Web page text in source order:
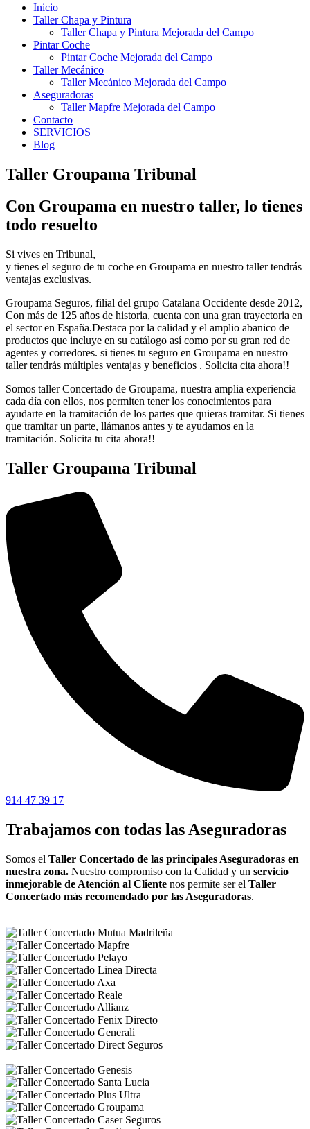
Inicio
Taller Chapa y Pintura
Taller Chapa y Pintura Mejorada del Campo
Pintar Coche
Pintar Coche Mejorada del Campo
Taller Mecánico
Taller Mecánico Mejorada del Campo
Aseguradoras
Taller Mapfre Mejorada del Campo
Contacto
SERVICIOS
Blog
Taller Groupama Tribunal
Con Groupama en nuestro taller, lo tienes
todo resuelto
Si vives en Tribunal,
y tienes el seguro de tu coche en Groupama en nuestro taller tendrás
ventajas exclusivas.
Groupama Seguros, filial del grupo Catalana Occidente desde 2012,
Con más de 125 años de historia, cuenta con una gran trayectoria en
el sector en España.Destaca por la calidad y el amplio abanico de
productos que incluye en su catálogo así como por su gran red de
agentes y corredores. si tienes tu seguro en Groupama en nuestro
taller tendrás múltiples ventajas y beneficios . Solicita cita ahora!!
Somos taller Concertado de Groupama, nuestra amplia experiencia
cada día con ellos, nos permiten tener los conocimientos para
ayudarte en la tramitación de los partes que quieras tramitar. Si tienes
que tramitar un parte, llámanos antes y te ayudamos en la
tramitación. Solicita tu cita ahora!!
Taller Groupama Tribunal
914 47 39 17
Trabajamos con todas las Aseguradoras
Somos el Taller Concertado de las principales Aseguradoras en
nuestra zona. Nuestro compromiso con la Calidad y un servicio
inmejorable de Atención al Cliente nos permite ser el Taller
Concertado más recomendado por las Aseguradoras.